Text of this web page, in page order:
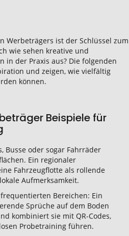
Werbeträgers ist der Schlüssel zum
wie sehen kreative und
in der Praxis aus? Die folgenden
und zeigen, wie vielfältig
können.
Beispiele für
Busse oder sogar Fahrräder
Ein regionaler
Fahrzeugflotte als rollende
Aufmerksamkeit.
Bereichen: Ein
Sprüche auf dem Boden
kombiniert sie mit QR-Codes,
Probetraining führen.